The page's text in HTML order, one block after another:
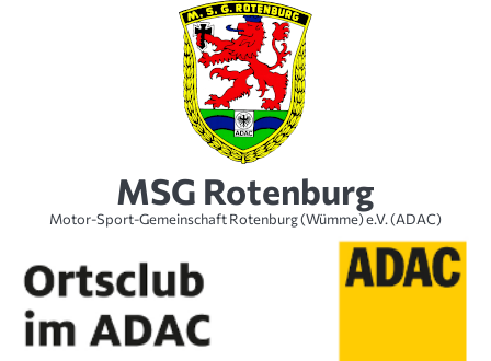
MSG Rotenburg
Motor-Sport-Gemeinschaft Rotenburg (Wümme) e.V. (ADAC)